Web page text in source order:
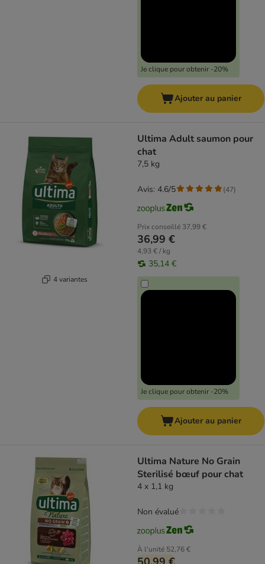
Je clique pour obtenir -20%
Ajouter au panier
4 variantes
Ultima Adult saumon pour
chat
7,5 kg
Prix conseillé 37,99 €
36,99 €
4,93 € / kg
35,14 €
Je clique pour obtenir -20%
Avis: 4.6/5 (47)
Ajouter au panier
Ultima Nature No Grain
Sterilisé bœuf pour chat
4 x 1,1 kg
À l'unité 52,76 €
Non évalué